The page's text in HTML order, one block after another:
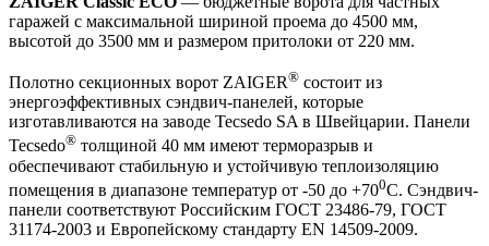
гаражей с максимальной шириной проема до 4500 мм,
высотой до 3500 мм и размером притолоки от 220 мм.
Полотно секционных ворот ZAIGER® состоит из
энергоэффективных сэндвич-панелей, которые
изготавливаются на заводе Tecsedo SA в Швейцарии. Панели
Tecsedo® толщиной 40 мм имеют терморазрыв и
обеспечивают стабильную и устойчивую теплоизоляцию
помещения в диапазоне температур от -50 до +700С. Сэндвич-
панели соответствуют Российским ГОСТ 23486-79, ГОСТ
31174-2003 и Европейскому стандарту EN 14509-2009.